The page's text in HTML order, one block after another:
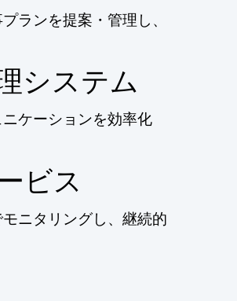
ランを提案・管理し、
システム
ケーションを効率化
ビス
ニタリングし、継続的